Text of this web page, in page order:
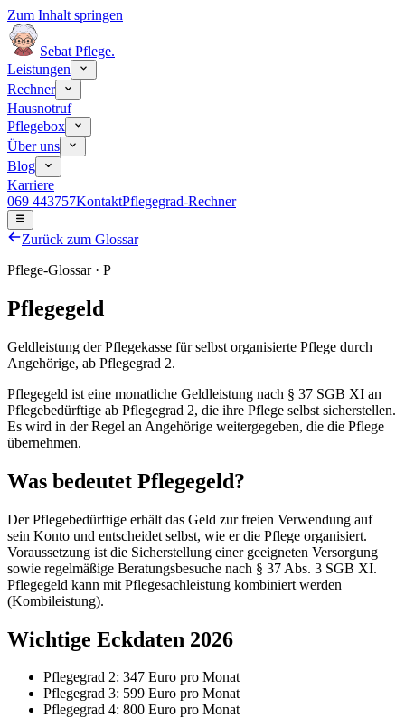
Zum Inhalt springen
Sebat Pflege.
Leistungen
Rechner
Hausnotruf
Pflegebox
Über uns
Blog
Karriere
069 443757KontaktPflegegrad-Rechner
Zurück zum Glossar
Pflege-Glossar · P
Pflegegeld
Geldleistung der Pflegekasse für selbst organisierte Pflege durch
Angehörige, ab Pflegegrad 2.
Pflegegeld ist eine monatliche Geldleistung nach § 37 SGB XI an
Pflegebedürftige ab Pflegegrad 2, die ihre Pflege selbst sicherstellen.
Es wird in der Regel an Angehörige weitergegeben, die die Pflege
übernehmen.
Was bedeutet Pflegegeld?
Der Pflegebedürftige erhält das Geld zur freien Verwendung auf
sein Konto und entscheidet selbst, wie er die Pflege organisiert.
Voraussetzung ist die Sicherstellung einer geeigneten Versorgung
sowie regelmäßige Beratungsbesuche nach § 37 Abs. 3 SGB XI.
Pflegegeld kann mit Pflegesachleistung kombiniert werden
(Kombileistung).
Wichtige Eckdaten 2026
Pflegegrad 2: 347 Euro pro Monat
Pflegegrad 3: 599 Euro pro Monat
Pflegegrad 4: 800 Euro pro Monat